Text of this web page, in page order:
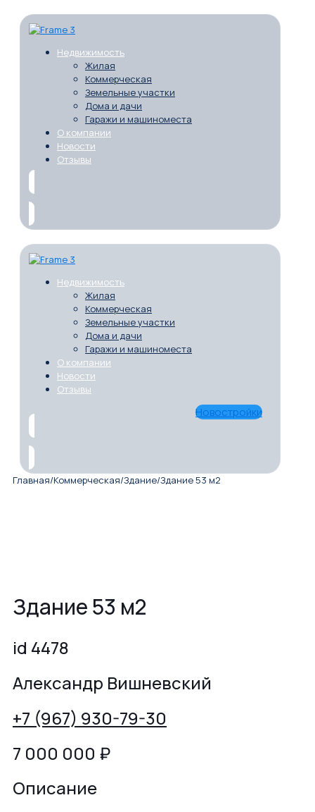
Недвижимость
Жилая
Коммерческая
Земельные участки
Дома и дачи
Гаражи и машиноместа
О компании
Новости
Отзывы
Недвижимость
Жилая
Коммерческая
Земельные участки
Дома и дачи
Гаражи и машиноместа
О компании
Новости
Отзывы
Новостройки
Главная/Коммерческая/Здание/Здание 53 м2
Здание 53 м2
id 4478
Александр Вишневский
+7 (967) 930-79-30
7 000 000 ₽
Описание